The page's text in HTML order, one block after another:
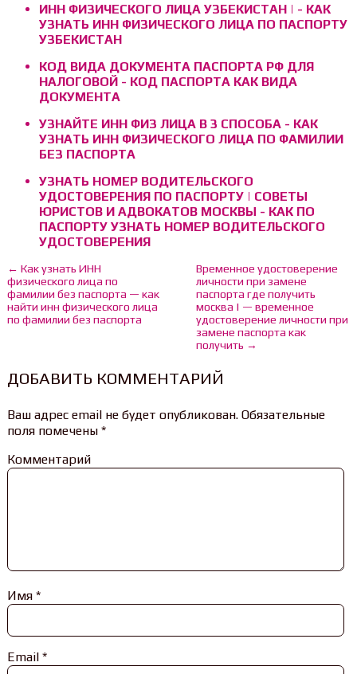
ИНН ФИЗИЧЕСКОГО ЛИЦА УЗБЕКИСТАН | - КАК
УЗНАТЬ ИНН ФИЗИЧЕСКОГО ЛИЦА ПО ПАСПОРТУ
УЗБЕКИСТАН
КОД ВИДА ДОКУМЕНТА ПАСПОРТА РФ ДЛЯ
НАЛОГОВОЙ - КОД ПАСПОРТА КАК ВИДА
ДОКУМЕНТА
УЗНАЙТЕ ИНН ФИЗ ЛИЦА В 3 СПОСОБА - КАК
УЗНАТЬ ИНН ФИЗИЧЕСКОГО ЛИЦА ПО ФАМИЛИИ
БЕЗ ПАСПОРТА
УЗНАТЬ НОМЕР ВОДИТЕЛЬСКОГО
УДОСТОВЕРЕНИЯ ПО ПАСПОРТУ | СОВЕТЫ
ЮРИСТОВ И АДВОКАТОВ МОСКВЫ - КАК ПО
ПАСПОРТУ УЗНАТЬ НОМЕР ВОДИТЕЛЬСКОГО
УДОСТОВЕРЕНИЯ
← Как узнать ИНН
физического лица по
фамилии без паспорта — как
найти инн физического лица
по фамилии без паспорта
Временное удостоверение
личности при замене
паспорта где получить
москва | — временное
удостоверение личности при
замене паспорта как
получить →
ДОБАВИТЬ КОММЕНТАРИЙ
Ваш адрес email не будет опубликован.Обязательные
поля помечены *
Комментарий
Имя *
Email *